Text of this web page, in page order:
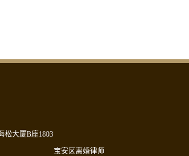
松大厦B座1803
宝安区离婚律师